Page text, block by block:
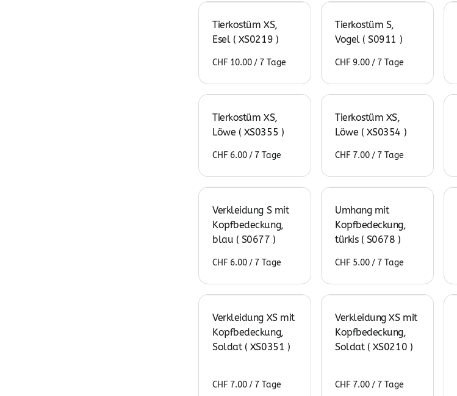
Tierkostüm XS,
Esel ( XS0219 )
/
Tierkostüm S,
Vogel ( S0911 )
/
Tierkostüm XS,
Löwe ( XS0355 )
/
Tierkostüm XS,
Löwe ( XS0354 )
/
Verkleidung S mit
Kopfbedeckung,
blau ( S0677 )
/
Umhang mit
Kopfbedeckung,
türkis ( S0678 )
/
Verkleidung XS mit
Kopfbedeckung,
Soldat ( XS0351 )
/
Verkleidung XS mit
Kopfbedeckung,
Soldat ( XS0210 )
/